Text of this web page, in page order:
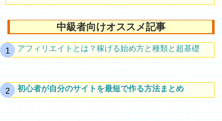
中級者向けオススメ記事
アフィリエイトとは？稼げる始め方と種類と超基礎
初心者が自分のサイトを最短で作る方法まとめ